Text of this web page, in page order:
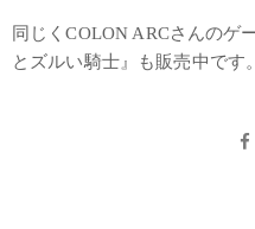
同じくCOLON ARCさんのゲ
とズルい騎士』も販売中です。